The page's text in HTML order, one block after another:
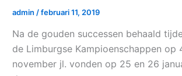
admin /februari 11, 2019
Na de gouden successen behaald
de Limburgse Kampioenschappen op
november jl. vonden op 25 en 26